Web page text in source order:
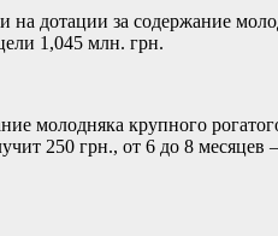
дотации за содержание
1,045 млн. грн.
молодняка крупного
250 грн., от 6 до 8